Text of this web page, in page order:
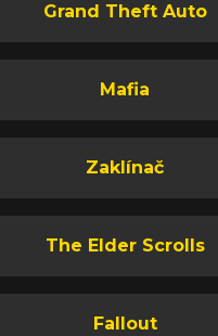
Grand Theft Auto
Mafia
Zaklínač
The Elder Scrolls
Fallout